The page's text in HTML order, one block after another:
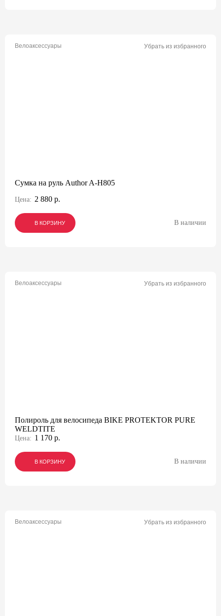
Велоаксессуары Убрать из избранного
Сумка на руль Author A-H805
Цена: 2 880 р.
В КОРЗИНУ
В КОРЗИНУ
В КОРЗИНУ В наличии
Велоаксессуары Убрать из избранного
Полироль для велосипеда BIKE PROTEKTOR PURE
WELDTITE
Цена: 1 170 р.
В КОРЗИНУ
В КОРЗИНУ
В КОРЗИНУ В наличии
Велоаксессуары Убрать из избранного